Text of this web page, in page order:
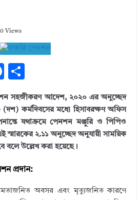
Views
F
e
b
o
o
k
ar
e
সহজীকরণ আদেশ, ২০২০ এর অনুচ্ছেদ
কর্মদিবসের মধ্যে হিসাবরক্ষণ অফিস
যথাক্রমে পেনশন মঞ্জুরি ও পিপিও
স্মারকের ২.১১ অনুচ্ছেদ অনুযায়ী সাময়িক
বলে উল্লেখ করা হয়েছে।
প্রদান:
অবসর এবং মৃত্যুজনিত কারণে